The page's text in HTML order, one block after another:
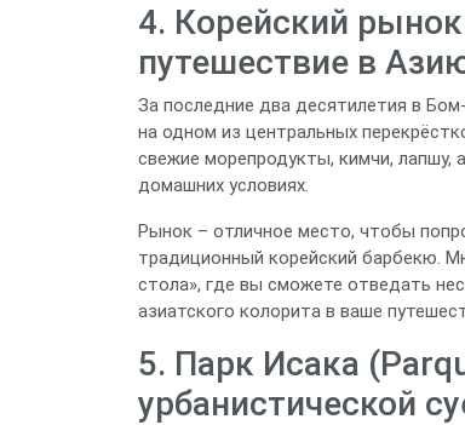
4. Корейский
путешествие в
За последние два десятилетия в
на одном из центральных
свежие морепродукты, кимчи,
домашних условиях.
Рынок – отличное место, чтобы
традиционный корейский барбекю.
стола», где вы сможете отведать
азиатского колорита в ваше
5. Парк Исака
урбанистической